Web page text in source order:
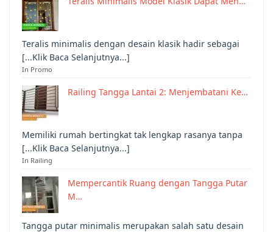
Teralis minimalis dengan desain klasik hadir sebagai
[...Klik Baca Selanjutnya...]
In Promo
Railing Tangga Lantai 2: Menjembatani Ke…
Memiliki rumah bertingkat tak lengkap rasanya tanpa
[...Klik Baca Selanjutnya...]
In Railing
Mempercantik Ruang dengan Tangga Putar
M…
Tangga putar minimalis merupakan salah satu desain